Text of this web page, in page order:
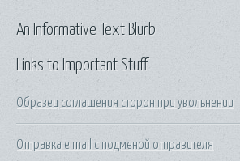
Links to Important Stuff
Образец соглашения сторон при увольнении
Отправка e mail с подменой отправителя
An Informative Text Blurb